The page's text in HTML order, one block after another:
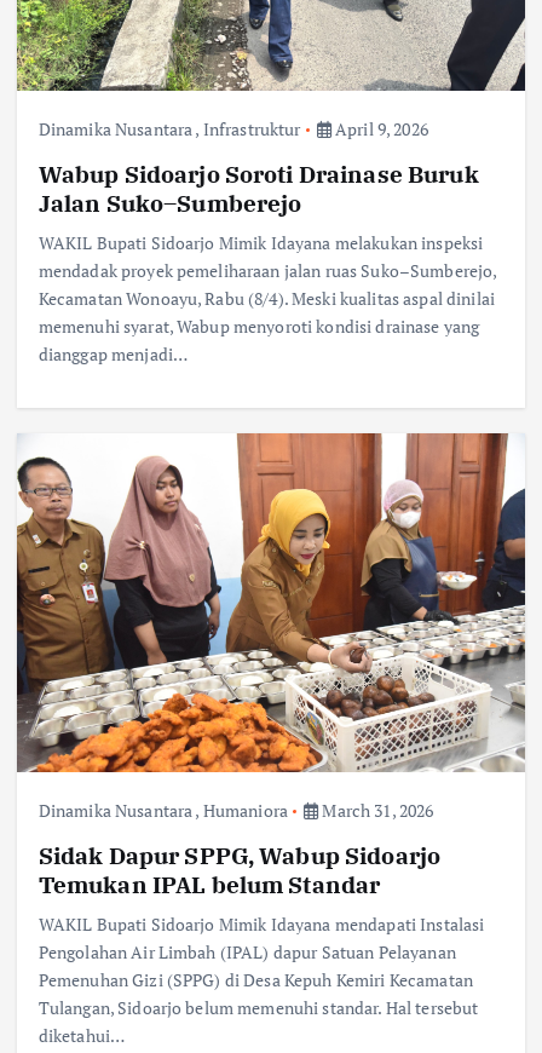
Dinamika Nusantara , Infrastruktur April 9, 2026
Wabup Sidoarjo Soroti Drainase Buruk
Jalan Suko–Sumberejo
WAKIL Bupati Sidoarjo Mimik Idayana melakukan inspeksi
mendadak proyek pemeliharaan jalan ruas Suko–Sumberejo,
Kecamatan Wonoayu, Rabu (8/4). Meski kualitas aspal dinilai
memenuhi syarat, Wabup menyoroti kondisi drainase yang
dianggap menjadi…
Dinamika Nusantara, Humaniora March 31, 2026
Sidak Dapur SPPG, Wabup Sidoarjo
Temukan IPAL belum Standar
WAKIL Bupati Sidoarjo Mimik Idayana mendapati Instalasi
Pengolahan Air Limbah (IPAL) dapur Satuan Pelayanan
Pemenuhan Gizi (SPPG) di Desa Kepuh Kemiri Kecamatan
Tulangan, Sidoarjo belum memenuhi standar. Hal tersebut
diketahui…